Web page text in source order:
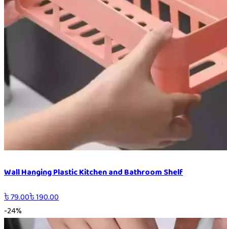
Wall Hanging Plastic Kitchen and Bathroom Shelf
৳79.00৳190.00
-24%